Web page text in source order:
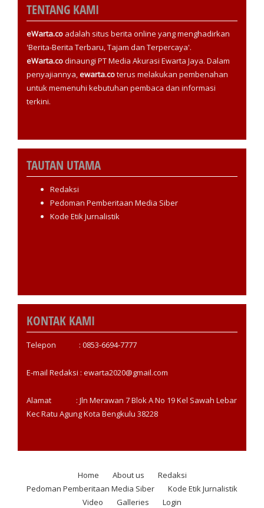
TENTANG KAMI
eWarta.co adalah situs berita online yang menghadirkan
'Berita-Berita Terbaru, Tajam dan Terpercaya'.
eWarta.codinaungi PT Media Akurasi Ewarta Jaya. Dalam
penyajiannya,ewarta.coterus melakukan pembenahan
untuk memenuhi kebutuhan pembaca dan informasi
terkini.
TAUTAN UTAMA
Redaksi
Pedoman Pemberitaan Media Siber
Kode Etik Jurnalistik
KONTAK KAMI
Telepon : 0853-6694-7777
E-mail Redaksi : ewarta2020@gmail.com
Alamat : Jln Merawan 7 Blok A No 19 Kel Sawah Lebar
Kec Ratu Agung Kota Bengkulu 38228
Footer
Home About us
Redaksi
Pedoman Pemberitaan Media Siber
Kode Etik Jurnalistik
Video
Galleries Login